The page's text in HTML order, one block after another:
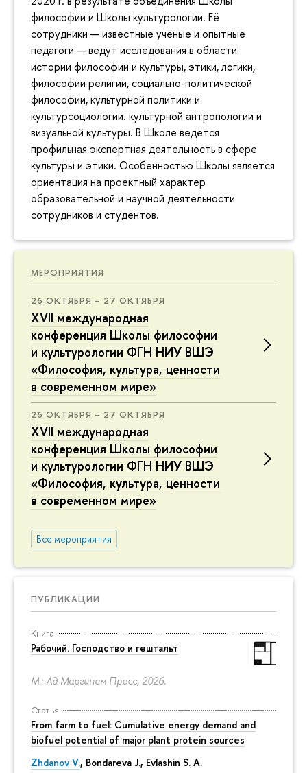
философии и Школы культурологии. Её
сотрудники — известные учёные и опытные
педагоги — ведут исследования в области
истории философии и культуры, этики, логики,
философии религии, социально-политической
философии, культурной политики и
культурсоциологии. культурной антропологии и
визуальной культуры. В Школе ведётся
профильная экспертная деятельность в сфере
культуры и этики. Особенностью Школы является
ориентация на проектный характер
образовательной и научной деятельности
сотрудников и студентов.
МЕРОПРИЯТИЯ
26 ОКТЯБРЯ – 27 ОКТЯБРЯ
XVII международная
конференция Школы философии
и культурологии ФГН НИУ ВШЭ
«Философия, культура, ценности
в современном мире»
26 ОКТЯБРЯ – 27 ОКТЯБРЯ
XVII международная
конференция Школы философии
и культурологии ФГН НИУ ВШЭ
«Философия, культура, ценности
в современном мире»
Все мероприятия
ПУБЛИКАЦИИ
Книга
Рабочий. Господство и гештальт
М.: Ад Маргинем Пресс, 2026.
Статья
From farm to fuel: Cumulative energy demand and
biofuel potential of major plant protein sources
Zhdanov V., Bondareva J., Evlashin S. A.